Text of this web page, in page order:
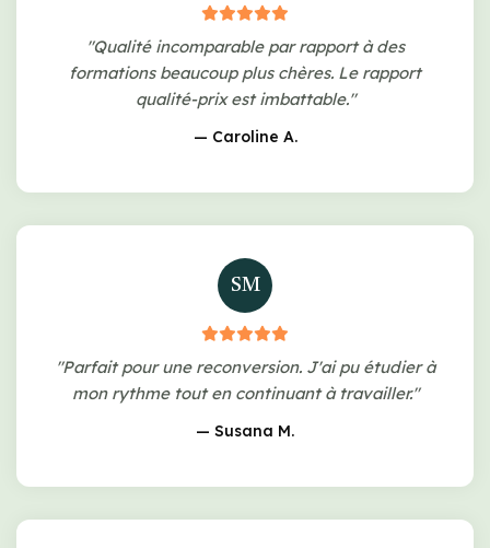
"Qualité incomparable par rapport à des
formations beaucoup plus chères. Le rapport
qualité-prix est imbattable."
— Caroline A.
SM
"Parfait pour une reconversion. J'ai pu étudier à
mon rythme tout en continuant à travailler."
— Susana M.